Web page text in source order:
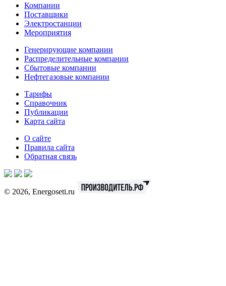
Компании
Поставщики
Электростанции
Мероприятия
Генерирующие компании
Распределительные компании
Сбытовые компании
Нефтегазовые компании
Тарифы
Справочник
Публикации
Карта сайта
О сайте
Правила сайта
Обратная связь
© 2026, Energoseti.ru